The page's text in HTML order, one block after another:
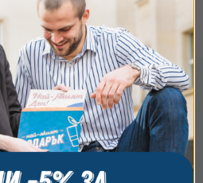
Относно
Използваме
технологии, за да осигурим
да подобрим
анализираме използването
персонализирано
Можете да приемете
откажете всички или да